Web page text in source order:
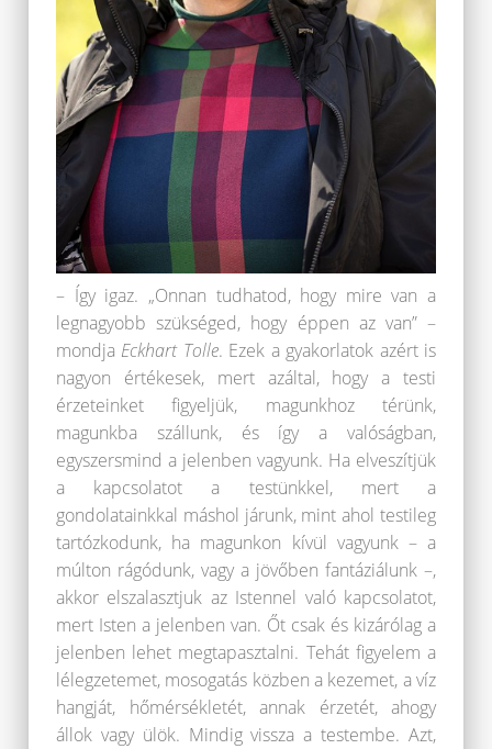
– Így igaz. „Onnan tudhatod, hogy mire van a
legnagyobb szükséged, hogy éppen az van” –
mondja Eckhart Tolle. Ezek a gyakorlatok azért is
nagyon értékesek, mert azáltal, hogy a testi
érzeteinket figyeljük, magunkhoz térünk,
magunkba szállunk, és így a valóságban,
egyszersmind a jelenben vagyunk. Ha elveszítjük
a kapcsolatot a testünkkel, mert a
gondolatainkkal máshol járunk, mint ahol testileg
tartózkodunk, ha magunkon kívül vagyunk – a
múlton rágódunk, vagy a jövőben fantáziálunk –,
akkor elszalasztjuk az Istennel való kapcsolatot,
mert Isten a jelenben van. Őt csak és kizárólag a
jelenben lehet megtapasztalni. Tehát figyelem a
lélegzetemet, mosogatás közben a kezemet, a víz
hangját, hőmérsékletét, annak érzetét, ahogy
állok vagy ülök. Mindig vissza a testembe. Azt,